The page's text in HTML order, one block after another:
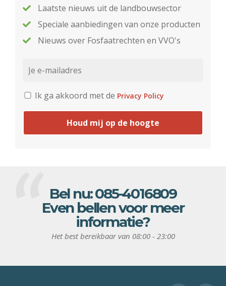
Laatste nieuws uit de landbouwsector
Speciale aanbiedingen van onze producten
Nieuws over Fosfaatrechten en VVO's
Ik ga akkoord met de Privacy Policy
Houd mij op de hoogte
Bel nu:085-4016809
Even bellen voor meer
informatie?
Het best bereikbaar van 08:00 - 23:00